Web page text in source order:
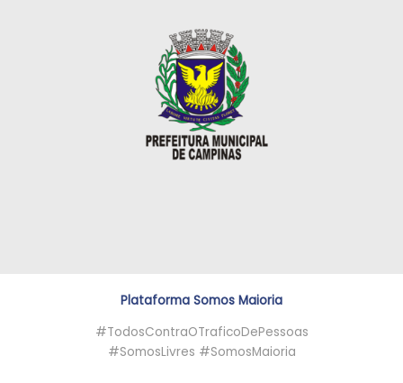
Plataforma Somos Maioria
#TodosContraOTraficoDePessoas
#SomosLivres #SomosMaioria